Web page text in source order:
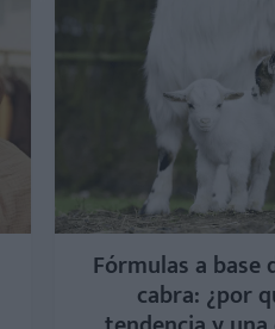
Fórmulas a base
cabra: ¿por